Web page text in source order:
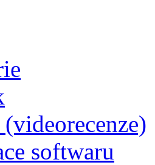
softwaru